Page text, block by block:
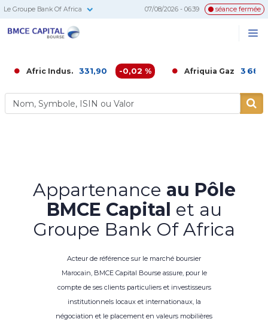
Le Groupe Bank Of Africa 07/08/2026 - 06:39 séance fermée
Indus. 331,90 -0,02 % Afriquia Gaz 3 686,00 -
Appartenance au Pôle
BMCE Capital et au
Groupe Bank Of Africa
Acteur de référence sur le marché boursier
Marocain, BMCE Capital Bourse assure, pour le
compte de ses clients particuliers et investisseurs
institutionnels locaux et internationaux, la
négociation et le placement en valeurs mobilières